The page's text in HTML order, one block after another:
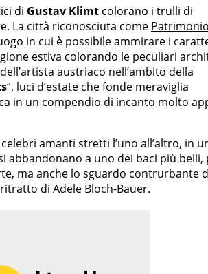
di Gustav Klimt colorano i trulli di
La città riconosciuta come Patrimonio
in cui è possibile ammirare i
estiva colorando le peculiari
austriaco nell’ambito della
“, luci d’estate che fonde meraviglia
in un compendio di incanto molto
amanti stretti l’uno all’altro, in
abbandonano a uno dei baci più
ma anche lo sguardo contrurbante
di Adele Bloch-Bauer.